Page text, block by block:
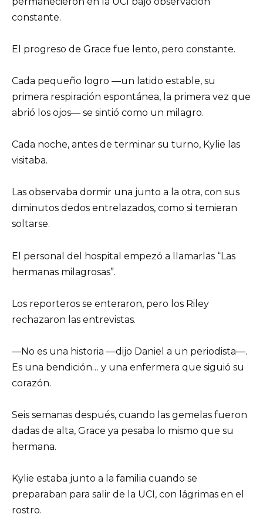
constante.
El progreso de Grace fue lento, pero constante.
Cada pequeño logro —un latido estable, su
primera respiración espontánea, la primera vez que
abrió los ojos— se sintió como un milagro.
Cada noche, antes de terminar su turno, Kylie las
visitaba.
Las observaba dormir una junto a la otra, con sus
diminutos dedos entrelazados, como si temieran
soltarse.
El personal del hospital empezó a llamarlas “Las
hermanas milagrosas”.
Los reporteros se enteraron, pero los Riley
rechazaron las entrevistas.
—No es una historia —dijo Daniel a un periodista—.
Es una bendición… y una enfermera que siguió su
corazón.
Seis semanas después, cuando las gemelas fueron
dadas de alta, Grace ya pesaba lo mismo que su
hermana.
Kylie estaba junto a la familia cuando se
preparaban para salir de la UCI, con lágrimas en el
rostro.